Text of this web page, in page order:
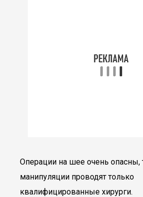
Операции на шее очень
манипуляции проводят только
квалифицированные хирурги.